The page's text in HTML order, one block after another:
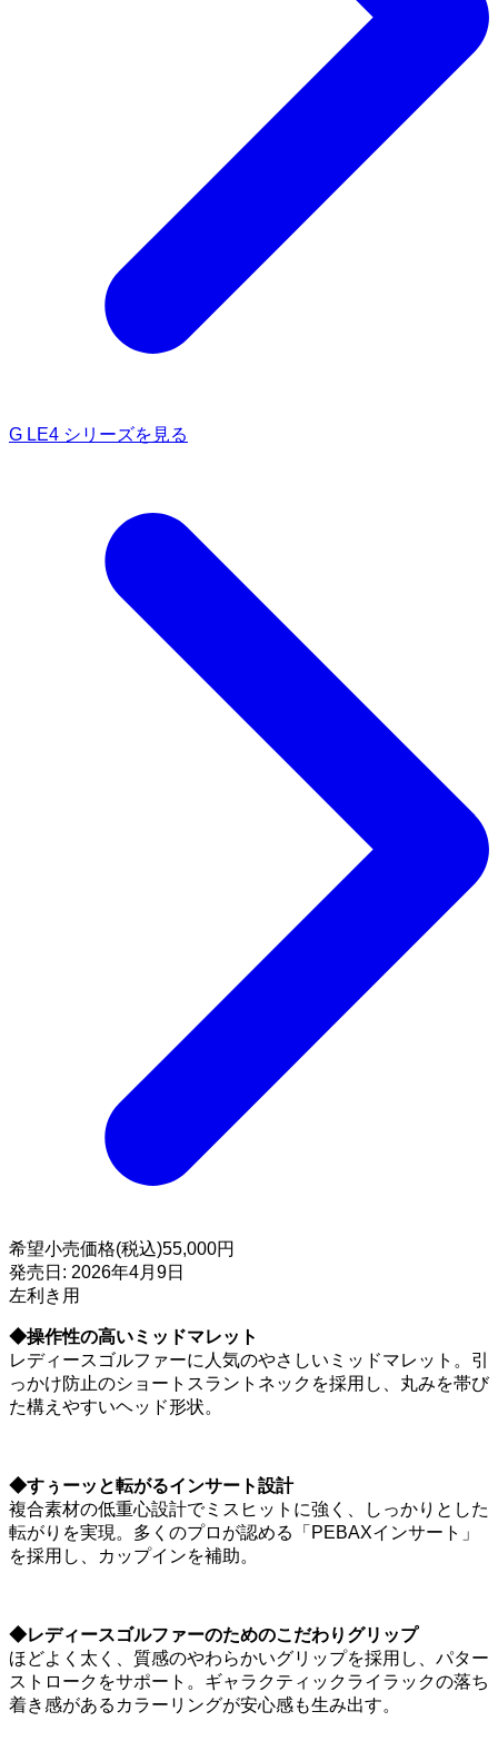
G LE4 シリーズを見る
希望小売価格(税込)55,000円
発売日: 2026年4月9日
左利き用
◆操作性の高いミッドマレット
レディースゴルファーに人気のやさしいミッドマレット。引
っかけ防止のショートスラントネックを採用し、丸みを帯び
た構えやすいヘッド形状。
◆すぅーッと転がるインサート設計
複合素材の低重心設計でミスヒットに強く、しっかりとした
転がりを実現。多くのプロが認める「PEBAXインサート」
を採用し、カップインを補助。
◆レディースゴルファーのためのこだわりグリップ
ほどよく太く、質感のやわらかいグリップを採用し、パター
ストロークをサポート。ギャラクティックライラックの落ち
着き感があるカラーリングが安心感も生み出す。